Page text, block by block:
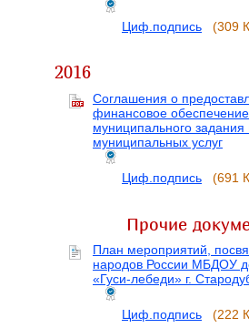
Циф.подпись (309
2016
Соглашения о
финансовое
муниципального задания
муниципальных услуг
Циф.подпись (691
Прочие
План мероприятий,
народов России МБДОУ
«Гуси-лебеди» г.
Циф.подпись
(222